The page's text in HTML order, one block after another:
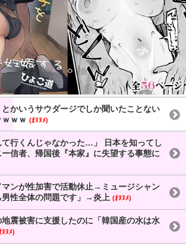
とかいうサウダージでしか聞いたことない
ｗｗ (ｵﾇﾇﾒ)
行くんじゃなかった…」 日本を知ってし
ー信者、帰国後『本家』に失望する事態に
マンが性加害で活動休止→ミュージシャン
男性全体の問題です」→炎上 (ｵﾇﾇﾒ)
地震被害に支援したのに「韓国産の水は水
ﾇﾇﾒ)